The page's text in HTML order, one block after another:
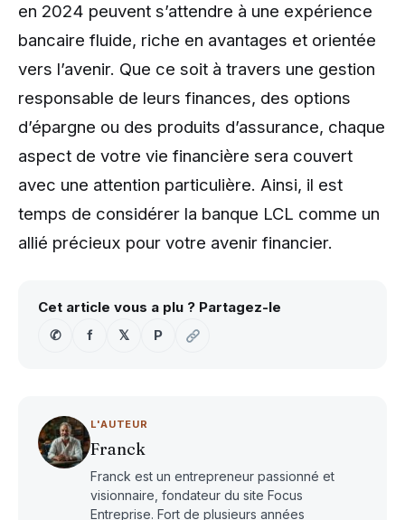
en 2024 peuvent s’attendre à une expérience
bancaire fluide, riche en avantages et orientée
vers l’avenir. Que ce soit à travers une gestion
responsable de leurs finances, des options
d’épargne ou des produits d’assurance, chaque
aspect de votre vie financière sera couvert
avec une attention particulière. Ainsi, il est
temps de considérer la banque LCL comme un
allié précieux pour votre avenir financier.
Cet article vous a plu ? Partagez-le
✆
f 𝕏 P
L'AUTEUR
Franck
Franck est un entrepreneur passionné et
visionnaire, fondateur du site Focus
Entreprise. Fort de plusieurs années